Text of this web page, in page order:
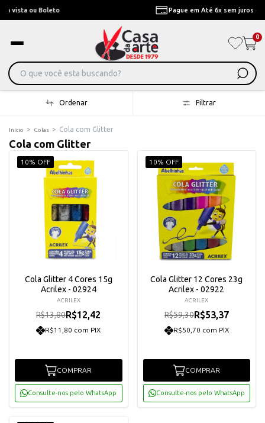
Pague em Até 6x sem juros ou ate 12x com juros
0
Ordenar Filtrar
Início > Colas > Cola com Glitter
Cola com Glitter
10% OFF
Cola Glitter 4 Cores 15g
Acrilex - 02924
ACRILEX
R$13,80R$12,42
R$11,80 com PIX
COMPRAR
Consulte-nos pelo WhatsApp
10% OFF
Cola Glitter 12 Cores 23g
Acrilex - 02922
ACRILEX
R$59,30R$53,37
R$50,70 com PIX
COMPRAR
Consulte-nos pelo WhatsApp